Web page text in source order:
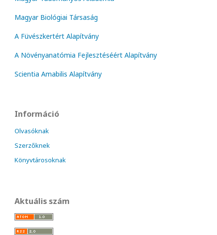
Magyar Biológiai Társaság
A Füvészkertért Alapítvány
A Növényanatómia Fejlesztéséért Alapítvány
Scientia Amabilis Alapítvány
Információ
Olvasóknak
Szerzőknek
Könyvtárosoknak
Aktuális szám